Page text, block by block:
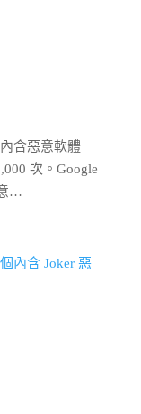
含惡意軟體
次。Google
…
內含 Joker 惡